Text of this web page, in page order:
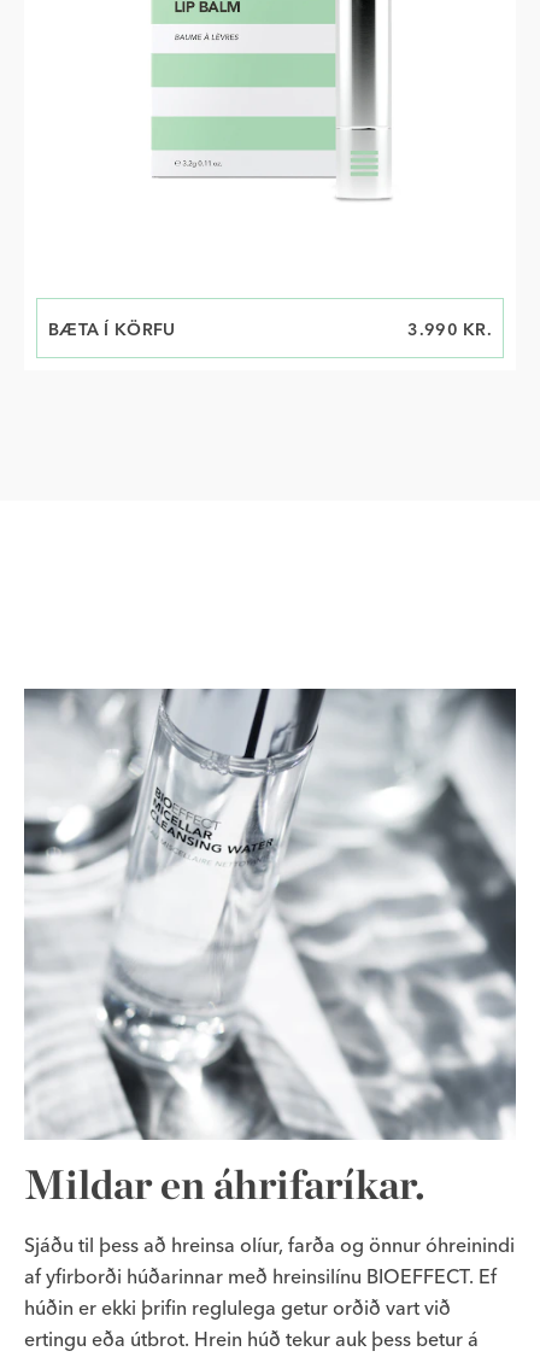
BÆTA Í KÖRFU
VERÐ 3.990 KR.
Mildar en áhrifaríkar.
Sjáðu til þess að hreinsa olíur, farða og önnur óhreinindi
af yfirborði húðarinnar með hreinsilínu BIOEFFECT. Ef
húðin er ekki þrifin reglulega getur orðið vart við
ertingu eða útbrot. Hrein húð tekur auk þess betur á